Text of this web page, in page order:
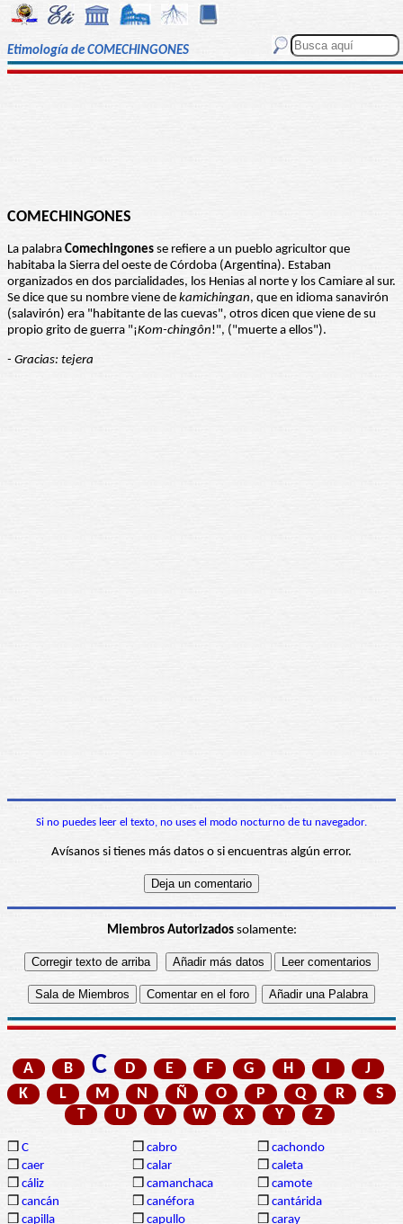
Etimología de COMECHINGONES
COMECHINGONES
La palabra Comechingones se refiere a un pueblo agricultor que
habitaba la Sierra del oeste de Córdoba (Argentina). Estaban
organizados en dos parcialidades, los Henias al norte y los Camiare al sur.
Se dice que su nombre viene de kamichingan, que en idioma sanavirón
(salavirón) era "habitante de las cuevas", otros dicen que viene de su
propio grito de guerra "¡Kom-chingôn!", ("muerte a ellos").
- Gracias: tejera
Si no puedes leer el texto, no uses el modo nocturno de tu navegador.
Avísanos si tienes más datos o si encuentras algún error.
Miembros Autorizadossolamente:
A B C D E F G H I
J
K
L M N Ñ O P Q R
S
T
U V W X Y Z
❒ C ❒ cabro ❒ cachondo
❒ caer ❒ calar ❒ caleta
❒ cáliz ❒ camanchaca ❒ camote
❒ cancán ❒ canéfora ❒ cantárida
❒ capilla ❒ capullo ❒ caray